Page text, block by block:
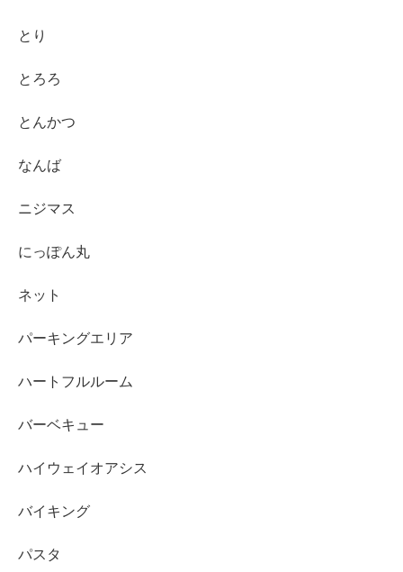
とり
とろろ
とんかつ
なんば
ニジマス
にっぽん丸
ネット
パーキングエリア
ハートフルルーム
バーベキュー
ハイウェイオアシス
バイキング
パスタ